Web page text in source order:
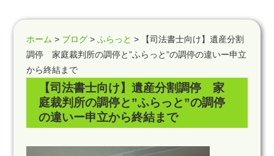
ホーム > ブログ> ふらっと > 【司法書士向け】遺産分割
調停 家庭裁判所の調停と”ふらっと”の調停の違いー申立
から終結まで
【司法書士向け】遺産分割調停 家
庭裁判所の調停と”ふらっと”の調停
の違いー申立から終結まで